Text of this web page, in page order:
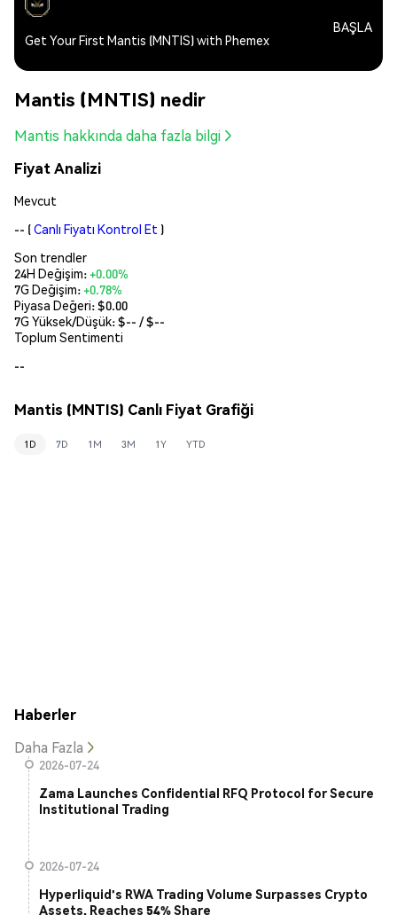
Get Your First Mantis (MNTIS) with Phemex
BAŞLA
Mantis (MNTIS) nedir
Mantis hakkında daha fazla bilgi
Fiyat Analizi
Mevcut
-- (Canlı Fiyatı Kontrol Et )
Son trendler
24H Değişim:+0.00%
7G Değişim:+0.78%
Piyasa Değeri:$0.00
7G Yüksek/Düşük: $-- / $--
Toplum Sentimenti
--
Mantis (MNTIS) Canlı Fiyat Grafiği
1D 7D 1M 3M 1Y YTD
Haberler
Daha Fazla
2026-07-24
Zama Launches Confidential RFQ Protocol for Secure
Institutional Trading
2026-07-24
Hyperliquid's RWA Trading Volume Surpasses Crypto
Assets, Reaches 54% Share